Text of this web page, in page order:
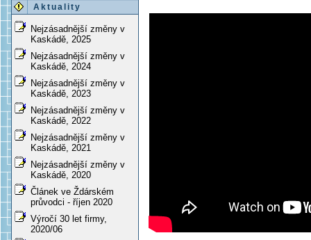
Aktuality
Nejzásadnější změny v
Kaskádě, 2025
Nejzásadnější změny v
Kaskádě, 2024
Nejzásadnější změny v
Kaskádě, 2023
Nejzásadnější změny v
Kaskádě, 2022
Nejzásadnější změny v
Kaskádě, 2021
Nejzásadnější změny v
Kaskádě, 2020
Článek ve Ždárském
průvodci - říjen 2020
Výročí 30 let firmy,
2020/06